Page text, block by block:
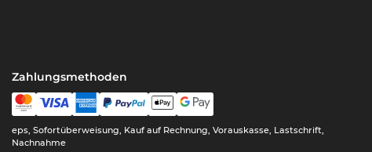
Zahlungsmethoden
eps, Sofortüberweisung, Kauf auf Rechnung, Vorauskasse, Lastschrift,
Nachnahme